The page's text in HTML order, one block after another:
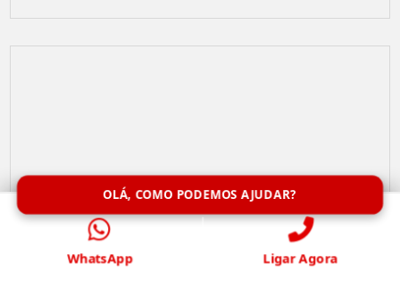
OLÁ, COMO PODEMOS AJUDAR?
WhatsApp Ligar Agora